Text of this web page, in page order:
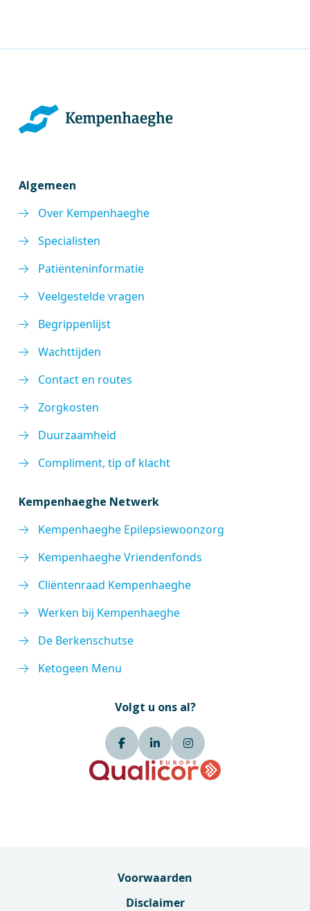
Algemeen
Over Kempenhaeghe
Specialisten
Patiënteninformatie
Veelgestelde vragen
Begrippenlijst
Wachttijden
Contact en routes
Zorgkosten
Duurzaamheid
Compliment, tip of klacht
Kempenhaeghe Netwerk
Kempenhaeghe Epilepsiewoonzorg
Kempenhaeghe Vriendenfonds
Cliëntenraad Kempenhaeghe
Werken bij Kempenhaeghe
De Berkenschutse
Ketogeen Menu
Volgt u ons al?
Voorwaarden
Disclaimer